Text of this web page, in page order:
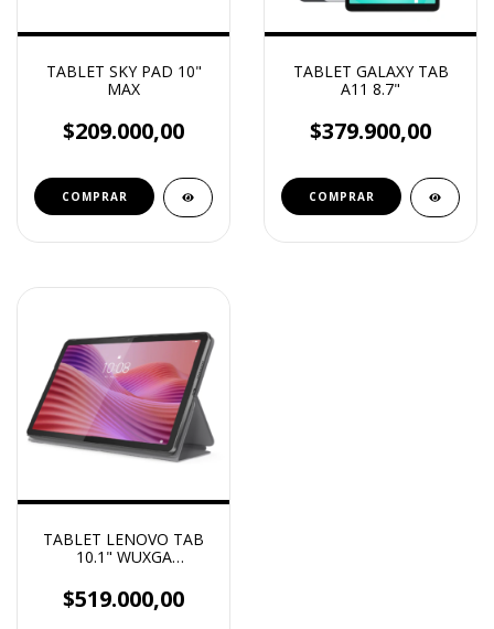
TABLET SKY PAD 10"
MAX
$209.000,00
TABLET GALAXY TAB
A11 8.7"
$379.900,00
TABLET LENOVO TAB
10.1" WUXGA
TIPO FOLIO
$519.000,00